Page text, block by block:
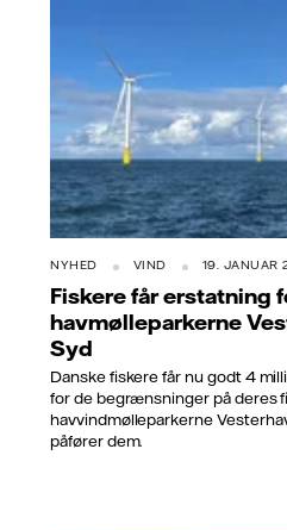
NYHED VIND 19. JANUAR
Fiskere får erstatning
havmølleparkerne
Syd
Danske fiskere får nu godt 4
for de begrænsninger på deres
havvindmølleparkerne
påfører dem.